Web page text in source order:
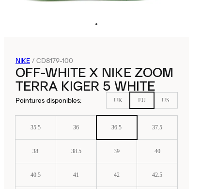
NIKE / CD8179-100
OFF-WHITE X NIKE ZOOM
TERRA KIGER 5 WHITE
Pointures disponibles: UK EU US
35.5 36 36.5 37.5
38 38.5 39 40
40.5 41 42 42.5